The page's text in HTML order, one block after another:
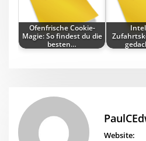
Ofenfrische Cookie-
Magie: So findest du die
besten…
Website: